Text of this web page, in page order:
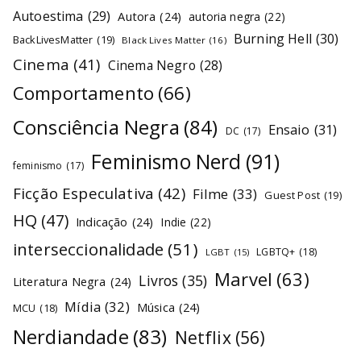
Autoestima (29) Autora (24) autoria negra (22)
BackLivesMatter (19) Black Lives Matter (16) Burning Hell (30)
Cinema (41) Cinema Negro (28)
Comportamento (66)
Consciência Negra (84) DC (17) Ensaio (31)
feminismo (17) Feminismo Nerd (91)
Ficção Especulativa (42) Filme (33) Guest Post (19)
HQ (47) Indicação (24) Indie (22)
interseccionalidade (51) LGBT (15) LGBTQ+ (18)
Literatura Negra (24) Livros (35) Marvel (63)
MCU (18) Mídia (32) Música (24)
Nerdiandade (83) Netflix (56)